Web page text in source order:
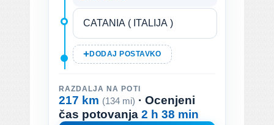
DODAJ POSTAVKO
RAZDALJA NA POTI
217 km (134 mi) · Ocenjeni
čas potovanja 2 h 38 min